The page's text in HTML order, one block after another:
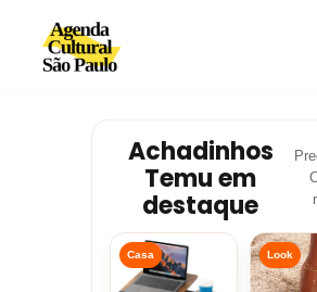
Avançar
Achadinhos
Temu em
destaque
Casa Look